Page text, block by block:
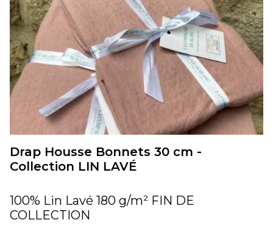
Drap Housse Bonnets 30 cm -
Collection LIN LAVÉ
100% Lin Lavé 180 g/m² FIN DE
COLLECTION